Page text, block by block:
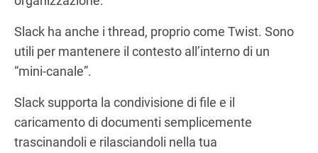
Slack ha anche i thread, proprio come Twist. Sono
utili per mantenere il contesto all’interno di un
“mini-canale”.
Slack supporta la condivisione di file e il
caricamento di documenti semplicemente
trascinandoli e rilasciandoli nella tua